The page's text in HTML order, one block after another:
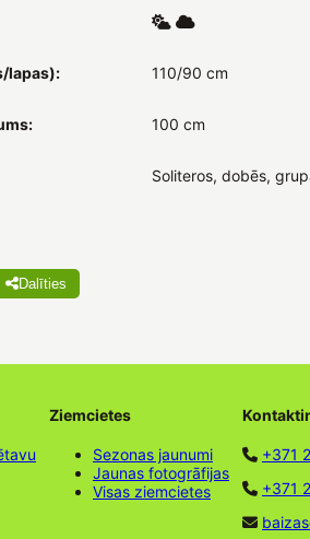
lapas): 110/90 cm
100 cm
Soliteros, dobēs,
Dalīties
Ziemcietes
Sezonas jaunumi
Jaunas fotogrāfijas
Visas ziemcietes
+371
+371